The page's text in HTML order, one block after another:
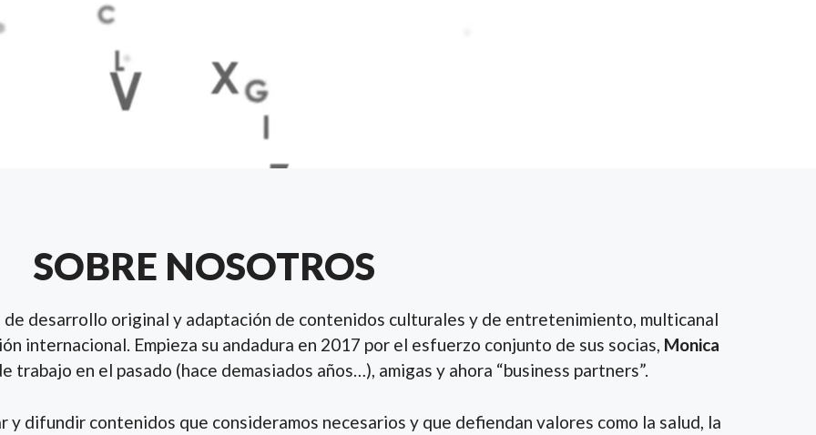
SOBRE NOSOTROS
desarrollo original y adaptación de contenidos culturales y de entretenimiento, multicanal
internacional. Empieza su andadura en 2017 por el esfuerzo conjunto de sus socias, Monica
trabajo en el pasado (hace demasiados años…), amigas y ahora “business partners”.
y difundir contenidos que consideramos necesarios y que defiendan valores como la salud, la